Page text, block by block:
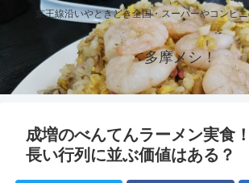
京王線沿いやときどき全国・スーパーやコンビニ
多摩メシ！
成増のべんてんラーメン実食
長い行列に並ぶ価値はある？